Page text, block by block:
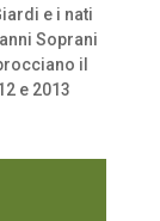
e i nati
Soprani
il
e 2013